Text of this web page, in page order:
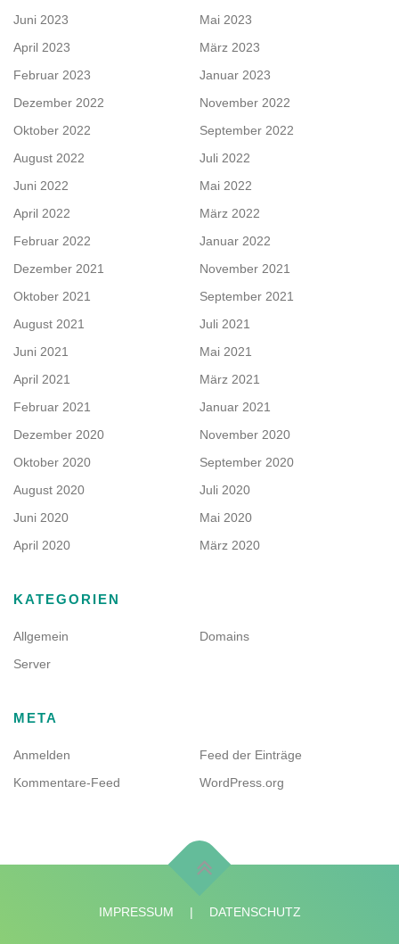
Juni 2023
Mai 2023
April 2023
März 2023
Februar 2023
Januar 2023
Dezember 2022
November 2022
Oktober 2022
September 2022
August 2022
Juli 2022
Juni 2022
Mai 2022
April 2022
März 2022
Februar 2022
Januar 2022
Dezember 2021
November 2021
Oktober 2021
September 2021
August 2021
Juli 2021
Juni 2021
Mai 2021
April 2021
März 2021
Februar 2021
Januar 2021
Dezember 2020
November 2020
Oktober 2020
September 2020
August 2020
Juli 2020
Juni 2020
Mai 2020
April 2020
März 2020
KATEGORIEN
Allgemein
Domains
Server
META
Anmelden
Feed der Einträge
Kommentare-Feed
WordPress.org
IMPRESSUM | DATENSCHUTZ